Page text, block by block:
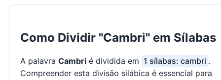
Como Dividir "Cambri" em Sílabas
A palavra Cambri é dividida em 1 sílabas: cambri .
Compreender esta divisão silábica é essencial para